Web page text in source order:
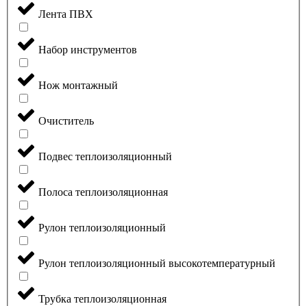
Лента ПВХ
Набор инструментов
Нож монтажный
Очиститель
Подвес теплоизоляционный
Полоса теплоизоляционная
Рулон теплоизоляционный
Рулон теплоизоляционный высокотемпературный
Трубка теплоизоляционная